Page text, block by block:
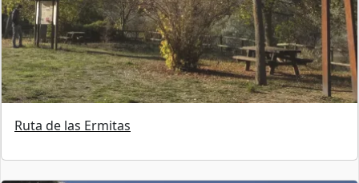
Ruta de las Ermitas